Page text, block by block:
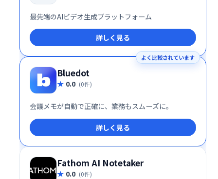
最先端のAIビデオ生成プラットフォーム
詳しく見る
よく比較されています
Bluedot
0.0 (0件)
会議メモが自動で正確に、業務もスムーズに。
詳しく見る
Fathom AI Notetaker
0.0 (0件)